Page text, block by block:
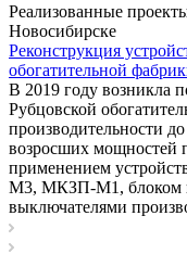
Реализованные
Новосибирске
Реконструкция
обогатительной
В 2019 году возникла
Рубцовской
производительности
возросших мощностей
применением
М3, МКЗП-М1, блоком
выключателями